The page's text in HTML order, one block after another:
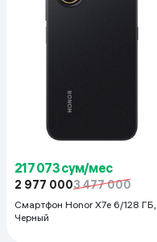
217 073 сум/мес
2 977 0003 477 000
Смартфон Honor X7e 6/128 ГБ,
Черный